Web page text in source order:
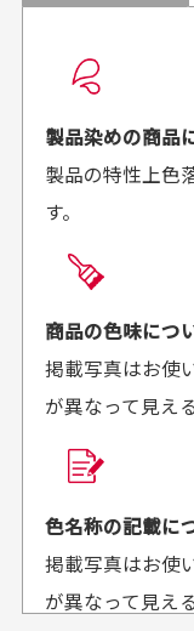
良かった！
がとうございま
に梱包されてい
の状態も良好でし
があればよろし
セールかつポ
も使えて、お
入出来ました
セールかつポイ
お届け希望日
ご注文時にご
商品の受け渡
頂いておりま
商品購入か
か？
平日午前9時
せて頂いてお
製品染めの商品
製品の特性上色
す。
商品の色味につ
掲載写真はお使
が異なって見え
色名称の記載に
掲載写真はお使
が異なって見え